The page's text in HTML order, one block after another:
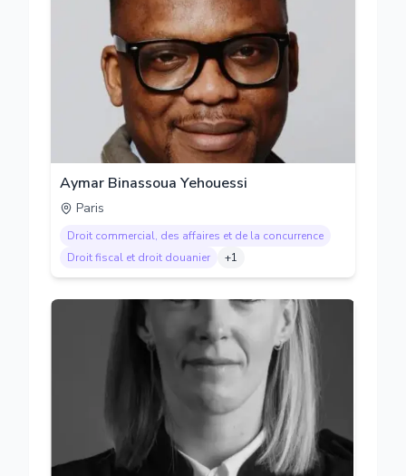
Aymar Binassoua Yehouessi
Paris
Droit commercial, des affaires et de la concurrence
Droit fiscal et droit douanier
+1